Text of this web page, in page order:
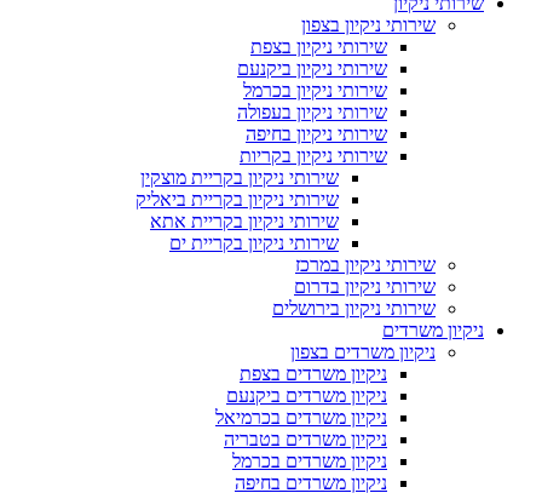
שירותי ניקיון בצפון
שירותי ניקיון בצפת
שירותי ניקיון ביקנעם
שירותי ניקיון בכרמל
שירותי ניקיון בעפולה
שירותי ניקיון בחיפה
שירותי ניקיון בקריות
שירותי ניקיון בקריית מוצקין
שירותי ניקיון בקריית ביאליק
שירותי ניקיון בקריית אתא
שירותי ניקיון בקריית ים
שירותי ניקיון במרכז
שירותי ניקיון בדרום
שירותי ניקיון בירושלים
ניקיון משרדים
ניקיון משרדים בצפון
ניקיון משרדים בצפת
ניקיון משרדים ביקנעם
ניקיון משרדים בכרמיאל
ניקיון משרדים בטבריה
ניקיון משרדים בכרמל
ניקיון משרדים בחיפה